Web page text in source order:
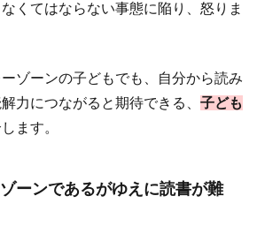
くてはならない事態に陥り、怒りま
ゾーンの子どもでも、自分から読み
力につながると期待できる、 子ども
ます。
ーンであるがゆえに読書が難